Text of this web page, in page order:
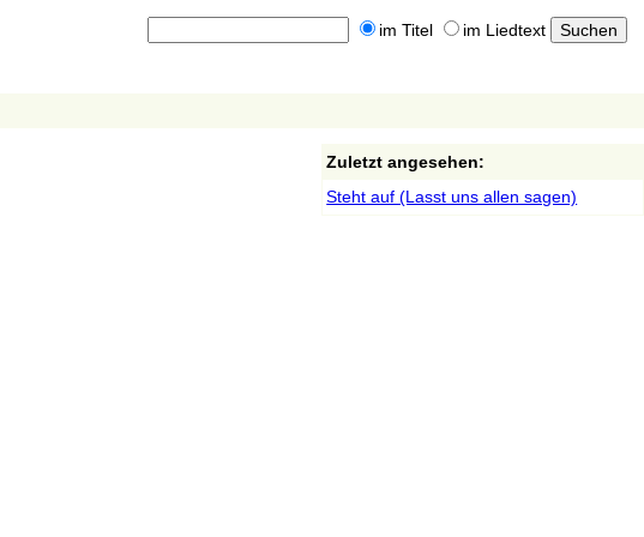
im Titel im Liedtext
Zuletzt angesehen:
Steht auf (Lasst uns allen sagen)